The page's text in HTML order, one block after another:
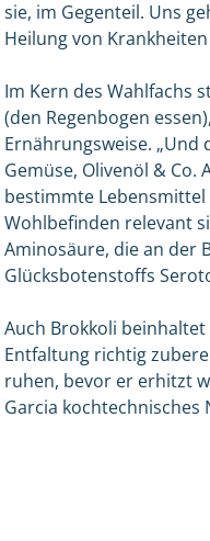
sie, im Gegenteil. Uns
Heilung von
Im Kern des Wahlfachs
(den Regenbogen
Ernährungsweise. „Und
Gemüse, Olivenöl & Co.
bestimmte
Wohlbefinden relevant
Aminosäure, die an der
Glücksbotenstoffs
Auch Brokkoli
Entfaltung richtig
ruhen, bevor er erhitzt
Garcia kochtechnisches